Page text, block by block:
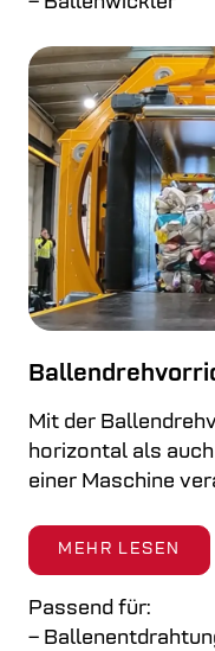
Mit der
horizontal als
einer Maschine
MEHR LESEN
Passend für:
–